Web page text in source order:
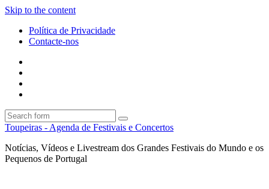
Skip to the content
Política de Privacidade
Contacte-nos
Search
Toupeiras - Agenda de Festivais e Concertos
Notícias, Vídeos e Livestream dos Grandes Festivais do Mundo e os
Pequenos de Portugal